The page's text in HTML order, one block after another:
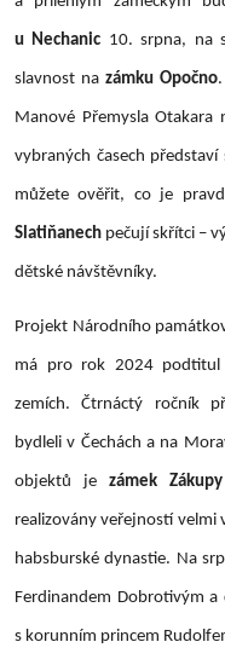
u Nechanic 10. srpna, na
slavnost na zámku Opočno.
Manové Přemysla Otakara
vybraných časech
můžete ověřit, co je
Slatiňanech pečují skřítci –
dětské návštěvníky.
Projekt Národního
má pro rok 2024 podtitul
zemích. Čtrnáctý ročník
bydleli v Čechách a na
objektů jezámek Zákupy
realizovány veřejností
habsburské dynastie. Na
Ferdinandem Dobrotivým
s korunním princem